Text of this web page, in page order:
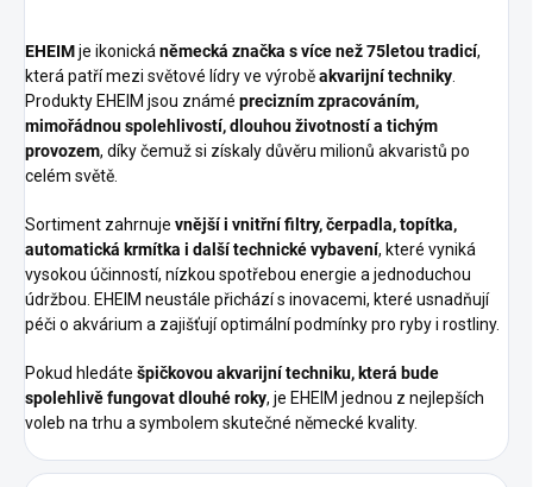
EHEIMje ikonická německá značka s více než 75letou tradicí,
která patří mezi světové lídry ve výroběakvarijní techniky
Produkty EHEIM jsou známé precizním zpracováním,
mimořádnou spolehlivostí, dlouhou životností a tichým
provozem, díky čemuž si získaly důvěru milionů akvaristů po
celém světě.
Sortiment zahrnuje vnější i vnitřní filtry, čerpadla, topítka,
automatická krmítka i další technické vybavení, které vyniká
vysokou účinností, nízkou spotřebou energie a jednoduchou
údržbou. EHEIM neustále přichází s inovacemi, které usnadňují
péči o akvárium a zajišťují optimální podmínky pro ryby i rostliny.
Pokud hledáte špičkovou akvarijní techniku, která bude
spolehlivě fungovat dlouhé roky, je EHEIM jednou z nejlepších
voleb na trhu a symbolem skutečné německé kvality.